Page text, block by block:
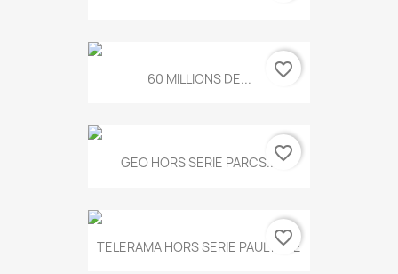
60 MILLIONS DE... favorite_border
GEO HORS SERIE PARCS...favorite_border
TELERAMA HORS SERIE PAUL KLEE
favorite_border